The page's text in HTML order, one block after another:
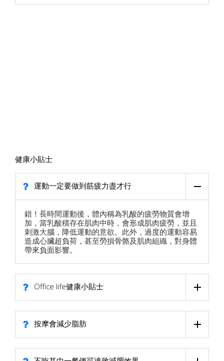
健康小貼士
運動一定要做到筋疲力盡才行
錯！長時間運動後，體內稱為乳酸的疲勞物質會增
加，當乳酸積存在肌肉中時，會形成肌肉疲勞，並且
刺激大腦，降低運動的意欲。此外，過度的運動容易
造成心臟超負荷，甚至勞損骨骼及肌肉組織，對身體
帶來負面影響。
Office life健康小貼士
按摩會減少脂肪